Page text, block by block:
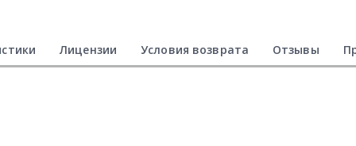
Лицензии Условия возврата Отзывы